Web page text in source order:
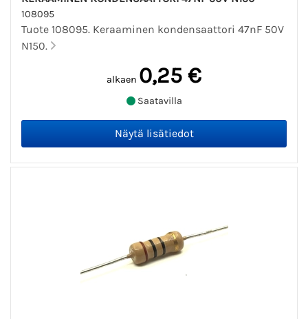
108095
Tuote 108095. Keraaminen kondensaattori 47nF 50V
N150.
alkaen 0,25 €
Saatavilla